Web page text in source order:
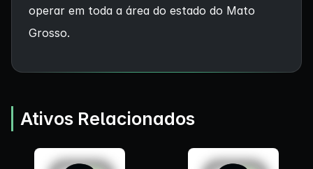
operar em toda a área do estado do Mato
Grosso.
Ativos Relacionados